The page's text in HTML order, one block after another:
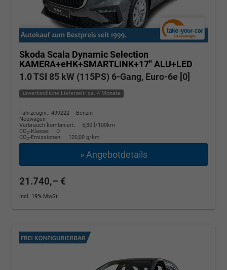
Skoda Scala Dynamic Selection
KAMERA+eHK+SMARTLINK+17" ALU+LED
1.0 TSI 85 kW (115PS) 6-Gang, Euro-6e [0]
unverbindliche Lieferzeit: ca. 4 Monate
Fahrzeugnr.: 499222
Benzin
Neuwagen
Verbrauch kombiniert:
5,30 l/100km
CO2-Klasse:
D
CO2-Emissionen: 120,00 g/km
» Angebotdetails
21.740,– €
incl. 19% MwSt.